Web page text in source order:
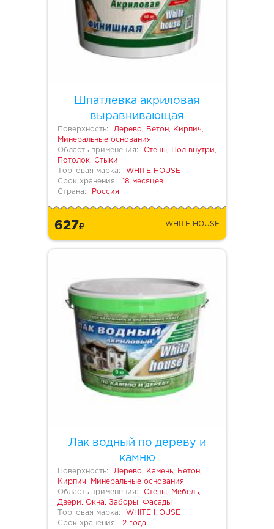
Шпатлевка акриловая
выравнивающая
Поверхность:
Дерево, Бетон, Кирпич,
Минеральные основания
Область применения:
Стены, Пол внутри,
Потолок, Стыки
Торговая марка:
WHITE HOUSE
Срок хранения:
18 месяцев
Страна:
Россия
627 WHITE HOUSE
Лак водный по дереву и
камню
Поверхность:
Дерево, Камень, Бетон,
Кирпич, Минеральные основания
Область применения:
Стены, Мебель,
Двери, Окна, Заборы, Фасады
Торговая марка:
WHITE HOUSE
Срок хранения:
2 года